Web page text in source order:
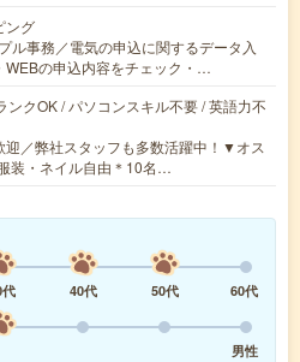
ング
ル事務／電気の申込に関するデータ入
の申込内容をチェック・…
ンクOK / パソコンスキル不要 / 英語力不
迎／弊社スタッフも多数活躍中！▼オス
装・ネイル自由＊10名…
40代 50代
60代
男性